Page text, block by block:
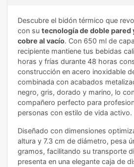
Descubre el bidón térmico que
con su tecnología de doble pared
cobre al vacío. Con 650 ml de
recipiente mantiene tus bebidas
horas y frías durante 48 horas
construcción en acero inoxidable
combinada con acabados
negro, gris, dorado y marino, lo
compañero perfecto para
personas con estilo de vida activo.
Diseñado con dimensiones
altura y 7.3 cm de diámetro, pesa
gramos, facilitando su transporte
presenta en una elegante caja de